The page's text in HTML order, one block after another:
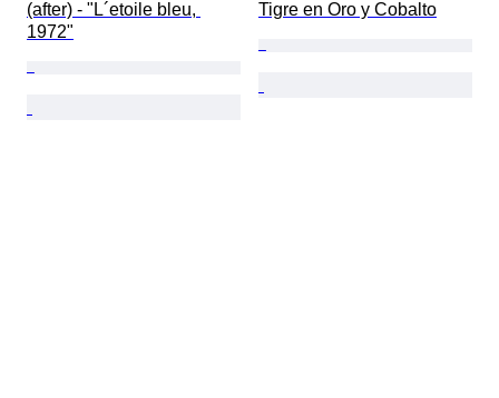
(after) - "L´etoile bleu,
1972"
Tigre en Oro y Cobalto